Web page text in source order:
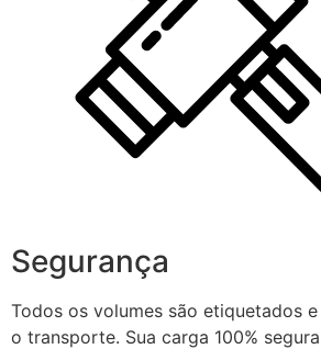
Segurança
Todos os volumes são etiquetados
o transporte. Sua carga 100%